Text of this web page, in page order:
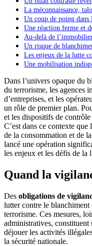
La méconnaissance,
Un coup de poing
Une réaction ferme et
Au-delà de
Un risque de
Les enjeux de la lutte
Une mobilisation
Dans l’univers opaque du
du terrorisme, les agences
d’entreprises, et les
un rôle de premier plan.
et les dispositifs de
C’est dans ce contexte
de la consommation et de
lancé une opération
les enjeux et les défis de la
Quand la
Des obligations de
lutter contre le
terrorisme. Ces mesures,
administratives, constituent
déjouer les activités
la sécurité nationale.